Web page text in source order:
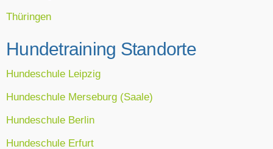
Thüringen
Hundetraining Standorte
Hundeschule Leipzig
Hundeschule Merseburg (Saale)
Hundeschule Berlin
Hundeschule Erfurt